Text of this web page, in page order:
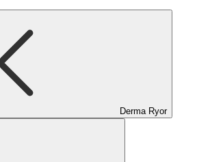
Derma Ryor